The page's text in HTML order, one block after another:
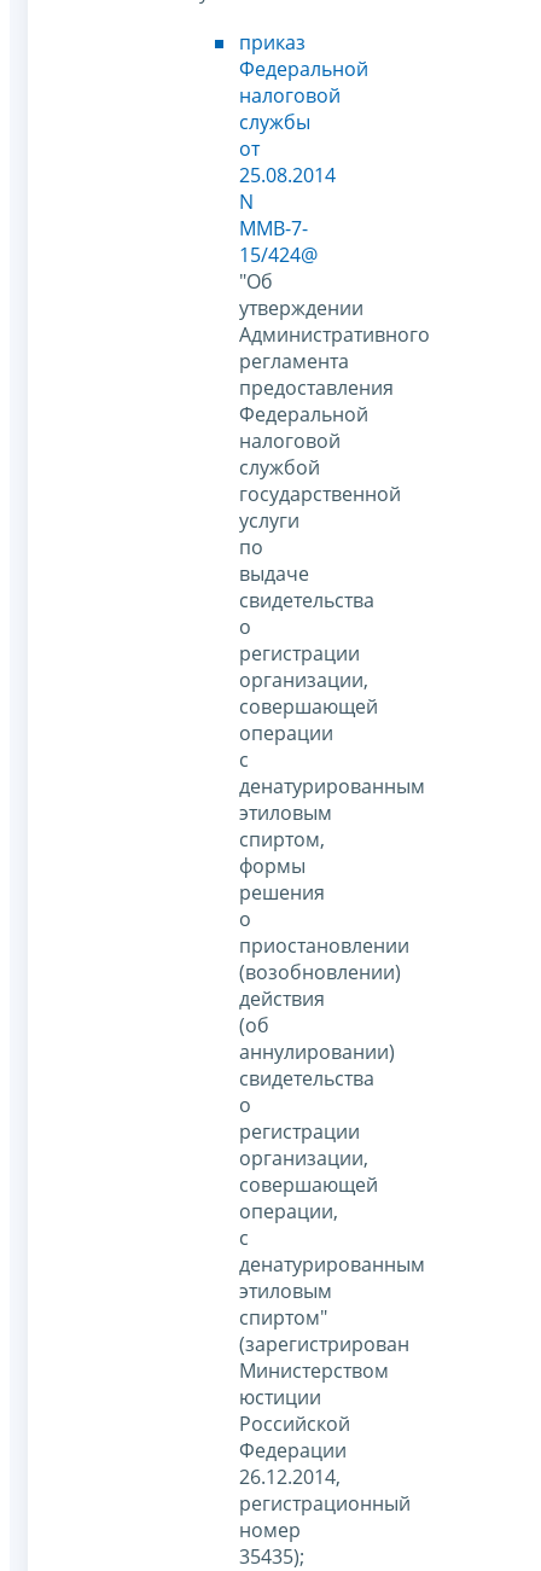
приказ
Федеральной
налоговой
службы
от
25.08.2014
N
ММВ-7-
15/424@
"Об
утверждении
Административного
регламента
предоставления
Федеральной
налоговой
службой
государственной
услуги
по
выдаче
свидетельства
о
регистрации
организации,
совершающей
операции
с
денатурированным
этиловым
спиртом,
формы
решения
о
приостановлении
(возобновлении)
действия
(об
аннулировании)
свидетельства
о
регистрации
организации,
совершающей
операции,
с
денатурированным
этиловым
спиртом"
(зарегистрирован
Министерством
юстиции
Российской
Федерации
26.12.2014,
регистрационный
номер
35435);